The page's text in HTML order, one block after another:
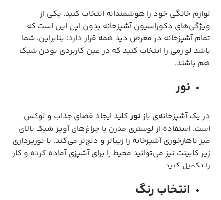
لوازم خانگی خود را هوشمندانه انتخاب کنید. یکی از
ویژگی‌های دکوراسیون آشپزخانه بدون اپن این است که
تمام آشپزخانه در معرض دید همه قرار دارد؛ بنابراین، شما
باشد لوازمی را انتخاب کنید که در عین کاربردی بودن شیک
هم باشند.
نور
در یک آشپزخانه‌ی باز نور کلید ایجاد فضای جذاب و لوکس
است. استفاده از لوستری مدرن یا چراغ‌های آویز شیک بالای
میز ناهارخوری آشپزخانه را زیباتر و دنج‌تر می‌کند. با نورپردازی
زیر کابینت نیز می‌توانید محیط را برای آشپزی آماده کرده و کار
را تکمیل کنید.
انتخاب رنگ